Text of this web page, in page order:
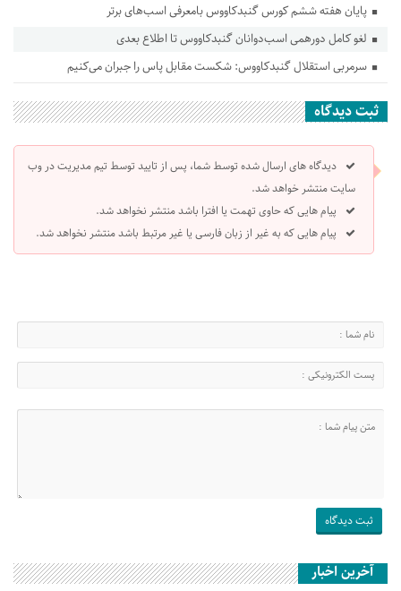
پایان هفته ششم کورس گنبدکاووس بامعرفی اسب‌های برتر
لغو کامل دورهمی اسب‌دوانان گنبدکاووس تا اطلاع بعدی
سرمربی استقلال گنبدکاووس: شکست مقابل پاس را جبران می‌کنیم
ثبت دیدگاه
دیدگاه های ارسال شده توسط شما، پس از تایید توسط تیم مدیریت در وب
سایت منتشر خواهد شد.
پیام هایی که حاوی تهمت یا افترا باشد منتشر نخواهد شد.
پیام هایی که به غیر از زبان فارسی یا غیر مرتبط باشد منتشر نخواهد شد.
آخرین اخبار